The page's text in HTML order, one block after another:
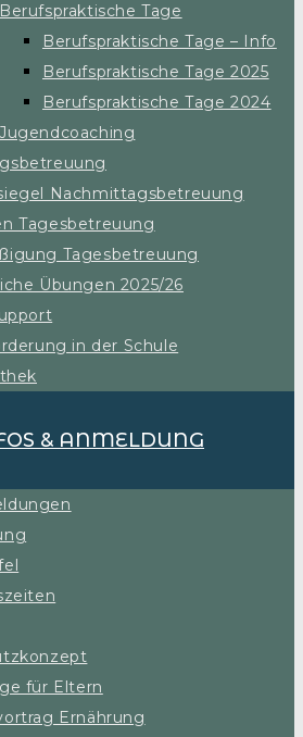
Berufspraktische Tage
Berufspraktische Tage – Info
Berufspraktische Tage 2025
Berufspraktische Tage 2024
Jugendcoaching
Nachmittagsbetreuung
Tagesbetreuung
Tagesbetreuung
Übungen 2025/26
in der Schule
& ANMELDUNG
für Eltern
Ernährung